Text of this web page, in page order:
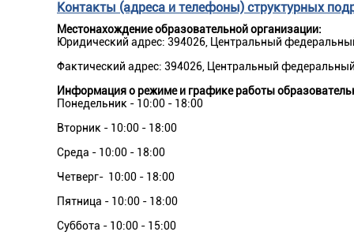
Контакты (адреса и телефоны) структурных
Местонахождение образовательной организации:
Юридический адрес: 394026, Центральный
Фактический адрес: 394026, Центральный
Информация о режиме и графике работы
Понедельник - 10:00 - 18:00
Вторник - 10:00 - 18:00
Среда - 10:00 - 18:00
Четверг- 10:00 - 18:00
Пятница - 10:00 - 18:00
Суббота - 10:00 - 15:00